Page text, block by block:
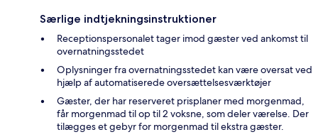
Særlige indtjekningsinstruktioner
Receptionspersonalet tager imod gæster ved ankomst til
overnatningsstedet
Oplysninger fra overnatningsstedet kan være oversat ved
hjælp af automatiserede oversættelsesværktøjer
Gæster, der har reserveret prisplaner med morgenmad,
får morgenmad til op til 2 voksne, som deler værelse. Der
tilægges et gebyr for morgenmad til ekstra gæster.